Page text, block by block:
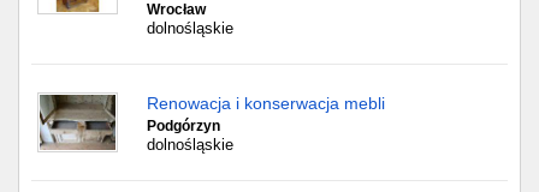
Wrocław
dolnośląskie
Renowacja i konserwacja mebli
Podgórzyn
dolnośląskie